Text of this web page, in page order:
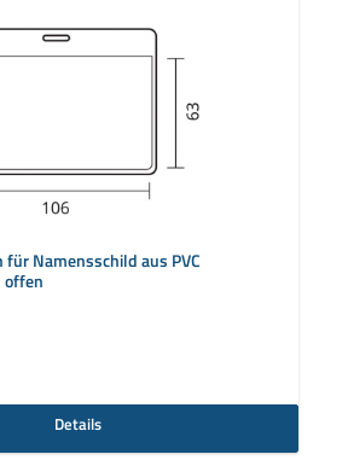
Namensschild aus PVC
offen
Details